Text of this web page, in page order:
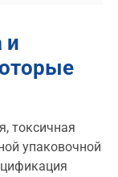
и
токсичная
упаковочной